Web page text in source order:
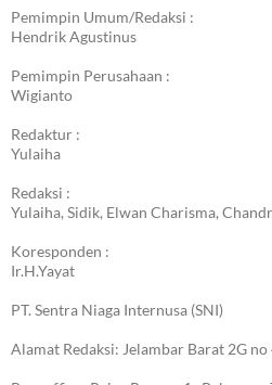
Pemimpin Umum/Redaksi :
Hendrik Agustinus
Pemimpin Perusahaan :
Wigianto
Redaktur :
Yulaiha
Redaksi :
Yulaiha, Sidik, Elwan Charisma,
Koresponden :
Ir.H.Yayat
PT. Sentra Niaga Internusa (SNI)
Alamat Redaksi: Jelambar Barat 2G